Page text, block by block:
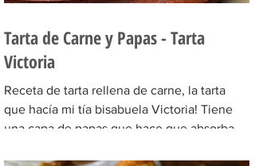
Tarta de Carne y Papas - Tarta
Victoria
Receta de tarta rellena de carne, la tarta
que hacía mi tía bisabuela Victoria! Tiene
una capa de papas que hace que absorban